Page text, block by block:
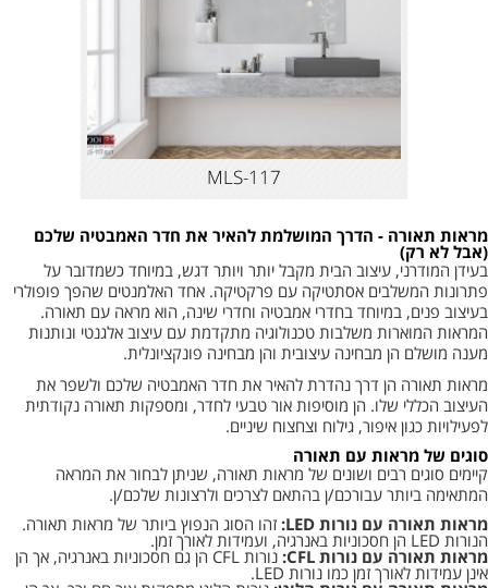
MLS-117
מראות תאורה - הדרך המושלמת להאיר את חדר האמבטיה שלכם
(אבל לא רק)
בעידן המודרני, עיצוב הבית מקבל יותר ויותר דגש, במיוחד כשמדובר על
פתרונות המשלבים אסתטיקה עם פרקטיקה. אחד האלמנטים שהפך פופולרי
בעיצוב פנים, במיוחד בחדרי אמבטיה וחדרי שינה, הוא מראה עם תאורה.
המראות המוארות משלבות טכנולוגיה מתקדמת עם עיצוב אלגנטי ונותנות
מענה מושלם הן מבחינה עיצובית והן מבחינה פונקציונלית.
מראות תאורה הן דרך נהדרת להאיר את חדר האמבטיה שלכם ולשפר את
העיצוב הכללי שלו. הן מוסיפות אור טבעי לחדר, ומספקות תאורה נקודתית
לפעילויות כגון איפור, גילוח וצחצוח שיניים.
סוגים של מראות עם תאורה
קיימים סוגים רבים ושונים של מראות תאורה, שניתן לבחור את המראה
המתאימה ביותר עבורכם/ן בהתאם לצרכים ולרצונות שלכם/ן.
מראות תאורה עם נורות LED:
זהו הסוג הנפוץ ביותר של מראות תאורה.
הנורות LED הן חסכוניות באנרגיה, ועמידות לאורך זמן.
מראות תאורה עם נורות CFL:
נורות CFL הן גם חסכוניות באנרגיה, אך הן
אינן עמידות לאורך זמן כמו נורות LED.